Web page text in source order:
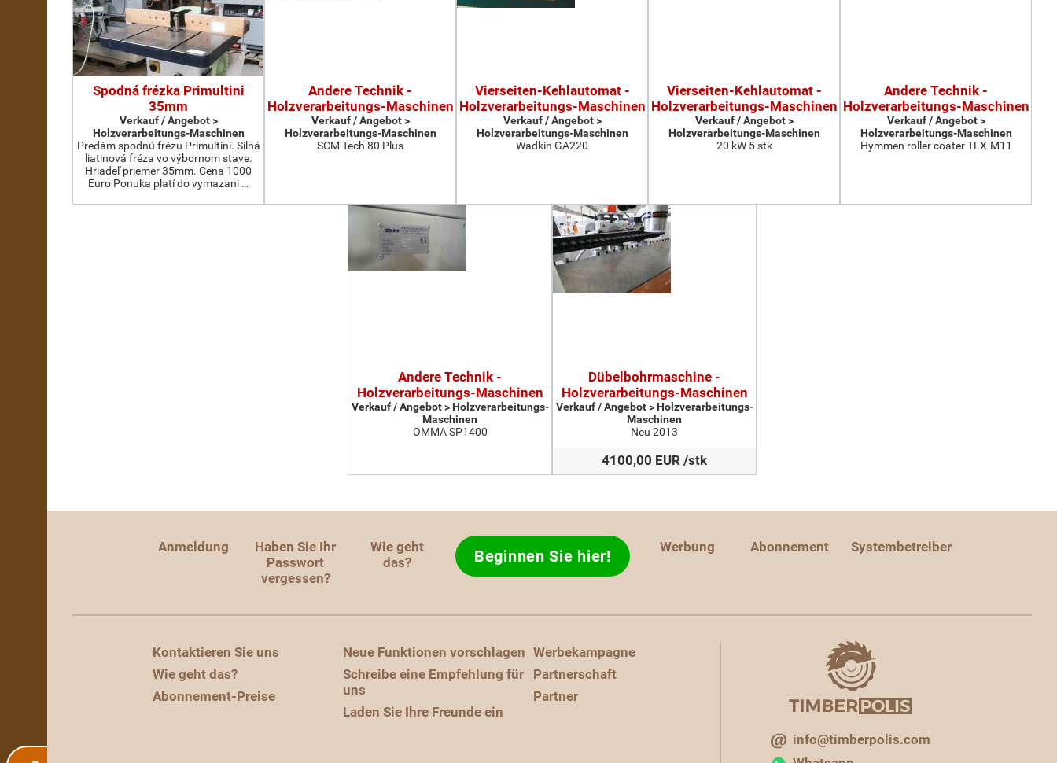
Spodná frézka Primultini
35mm
Verkauf / Angebot >
Holzverarbeitungs-Maschinen
Predám spodnú frézu Primultini. Silná
liatinová fréza vo výbornom stave.
Hriadeľ priemer 35mm. Cena 1000
Euro Ponuka platí do vymazani …
Andere Technik -
Holzverarbeitungs-Maschinen
Verkauf / Angebot >
Holzverarbeitungs-Maschinen
SCM Tech 80 Plus
Vierseiten-Kehlautomat -
Holzverarbeitungs-Maschinen
Verkauf / Angebot >
Holzverarbeitungs-Maschinen
Wadkin GA220
Vierseiten-Kehlautomat -
Holzverarbeitungs-Maschinen
Verkauf / Angebot >
Holzverarbeitungs-Maschinen
20 kW 5 stk
Andere Technik -
Holzverarbeitungs-Maschinen
Verkauf / Angebot >
Holzverarbeitungs-Maschinen
Hymmen roller coater TLX-M11
Andere Technik -
Holzverarbeitungs-Maschinen
Verkauf / Angebot > Holzverarbeitungs-
Maschinen
OMMA SP1400
Dübelbohrmaschine -
Holzverarbeitungs-Maschinen
Verkauf / Angebot > Holzverarbeitungs-
Maschinen
Neu 2013
4100,00 EUR /stk
Anmeldung
Haben Sie Ihr
Passwort
vergessen?
Wie geht
das?
Beginnen Sie hier! Werbung Abonnement Systembetreiber
Kontaktieren Sie uns
Wie geht das?
Abonnement-Preise
Neue Funktionen vorschlagen
Schreibe eine Empfehlung für
uns
Laden Sie Ihre Freunde ein
Werbekampagne
Partnerschaft
Partner
info@timberpolis.com